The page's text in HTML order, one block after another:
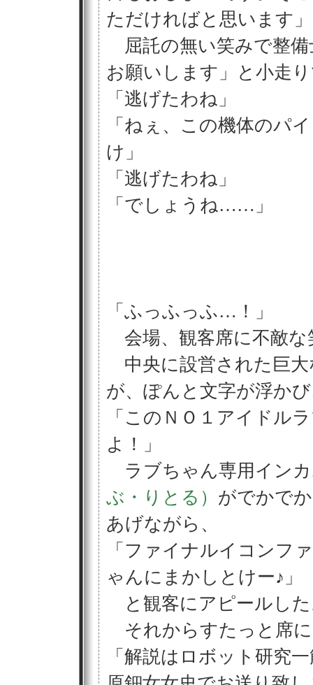
ただければと思います」
屈託の無い笑みで整
お願いします」と小走
「逃げたわね」
「ねぇ、この機体のパ
け」
「逃げたわね」
「でしょうね……」
「ふっふっふ…！」
会場、観客席に不敵な
中央に設営された巨
が、ぽんと文字が浮か
「このＮＯ１アイドル
よ！」
ラブちゃん専用イン
ぶ・りとる） がでかで
あげながら、
「ファイナルイコンフ
ゃんにまかしとけー♪」
と観客にアピールし
それからすたっと席
「解説はロボット研究